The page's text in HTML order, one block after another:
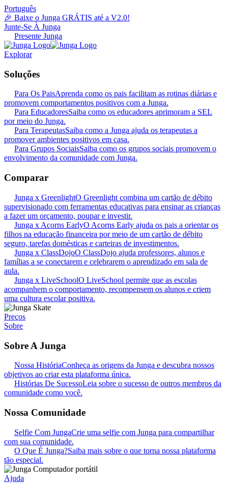
Português
🎉 Baixe o Junga GRÁTIS até a V2.0!
Junte-Se À Junga
Presente Junga
Explorar
Soluções
Para Os PaisAprenda como os pais facilitam as rotinas diárias e
promovem comportamentos positivos com a Junga.
Para EducadoresSaiba como os educadores aprimoram a SEL
por meio do Junga.
Para TerapeutasSaiba como a Junga ajuda os terapeutas a
promover ambientes positivos em casa.
Para Grupos SociaisSaiba como os grupos sociais promovem o
envolvimento da comunidade com Junga.
Comparar
Junga x GreenlightO Greenlight combina um cartão de débito
supervisionado com ferramentas educativas para ensinar as crianças
a fazer um orçamento, poupar e investir.
Junga x Acorns EarlyO Acorns Early ajuda os pais a orientar os
filhos na educação financeira por meio de um cartão de débito
seguro, tarefas domésticas e carteiras de investimentos.
Junga x ClassDojoO ClassDojo ajuda professores, alunos e
famílias a se conectarem e celebrarem o aprendizado em sala de
aula.
Junga x LiveSchoolO LiveSchool permite que as escolas
acompanhem o comportamento, recompensem os alunos e criem
uma cultura escolar positiva.
Preços
Sobre
Sobre A Junga
Nossa HistóriaConheça as origens da Junga e descubra nossos
objetivos ao criar esta plataforma única.
Histórias De SucessoLeia sobre o sucesso de outros membros da
comunidade como você.
Nossa Comunidade
Selfie Com JungaCrie uma selfie com Junga para compartilhar
com sua comunidade.
O Que É Junga?Saiba mais sobre o que torna nossa plataforma
tão especial.
Ajuda